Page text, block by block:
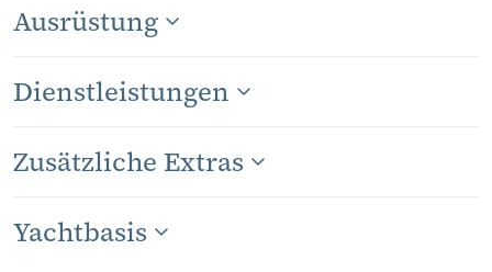
Ausrüstung
Dienstleistungen
Zusätzliche Extras
Yachtbasis